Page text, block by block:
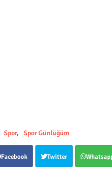
Spor Spor Günlüğüm
Facebook Twitter